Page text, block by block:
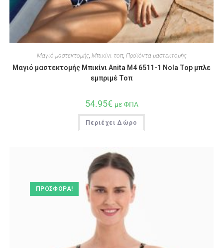
Μαγιό μαστεκτομής, Μπικίνι τοπ, Προϊόντα μαστεκτομής
Μαγιό μαστεκτομής Μπικίνι Anita M4 6511-1 Nola Top μπλε
εμπριμέ Τοπ
54.95€ με ΦΠΑ
Περιέχει Δώρο
ΠΡΟΣΦΟΡΆ!